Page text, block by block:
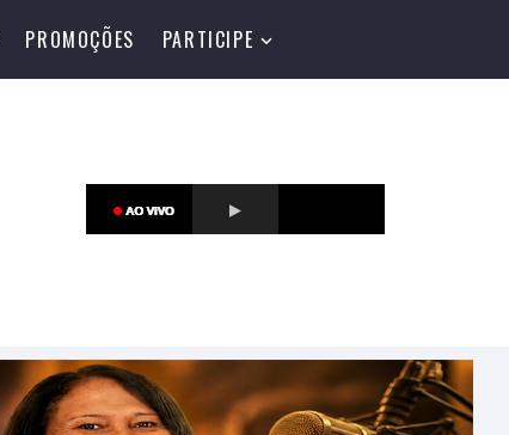
PROMOÇÕES PARTICIPE